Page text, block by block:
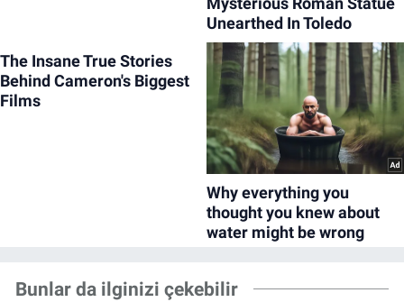
Bunlar da ilginizi çekebilir